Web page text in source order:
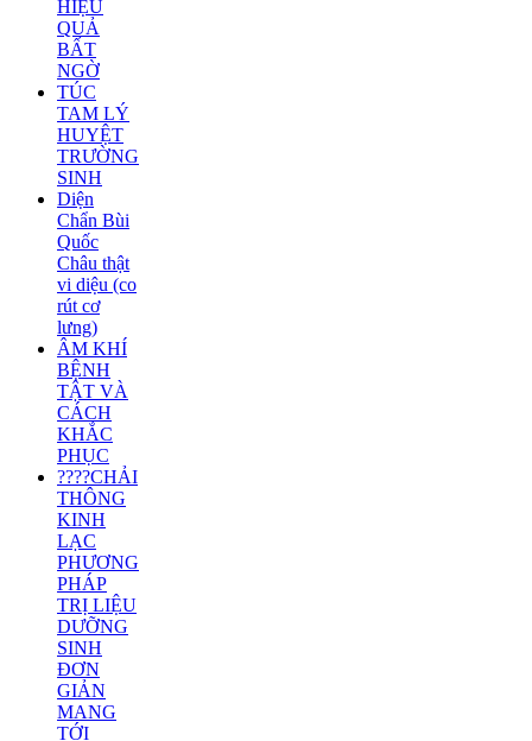
HIỆU
QUẢ
BẤT
NGỜ
TÚC
TAM LÝ
HUYỆT
TRƯỜNG
SINH
Diện
Chẩn Bùi
Quốc
Châu thật
vi diệu (co
rút cơ
lưng)
ÂM KHÍ
BỆNH
TẬT VÀ
CÁCH
KHẮC
PHỤC
????CHẢI
THÔNG
KINH
LẠC
PHƯƠNG
PHÁP
TRỊ LIỆU
DƯỠNG
SINH
ĐƠN
GIẢN
MANG
TỚI